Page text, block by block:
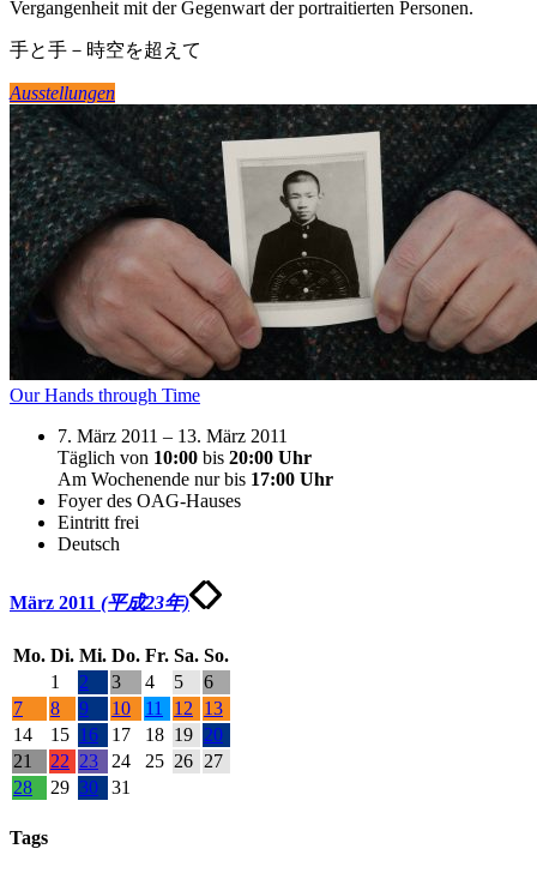
Vergangenheit mit der Gegenwart der portraitierten Personen.
手と手－時空を超えて
Ausstellungen
Our Hands through Time
7. März 2011 – 13. März 2011
Täglich von 10:00 bis 20:00 Uhr
Am Wochenende nur bis 17:00 Uhr
Foyer des OAG-Hauses
Eintritt frei
Deutsch
März 2011 (平成23年)
Mo. Di. Mi. Do. Fr. Sa. So.
1
2 3 4 5
6
7
8 9 10 11 12
13
14
15 16 17 18 19 20
21
22 23 24 25 26 27
28
29 30 31
Tags